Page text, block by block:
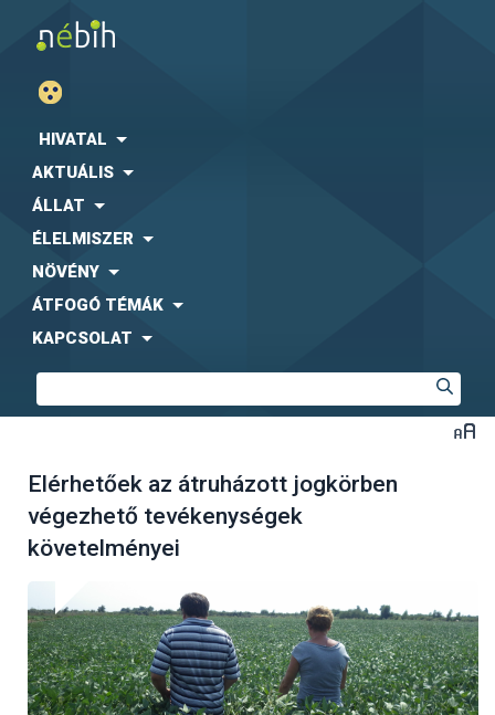
HIVATAL
AKTUÁLIS
ÁLLAT
ÉLELMISZER
NÖVÉNY
ÁTFOGÓ TÉMÁK
KAPCSOLAT
Elérhetőek az átruházott jogkörben
végezhető tevékenységek
követelményei